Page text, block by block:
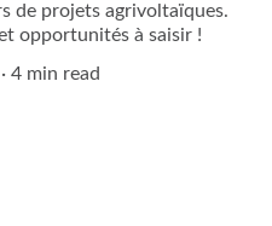
de projets agrivoltaïques.
opportunités à saisir !
4 min read